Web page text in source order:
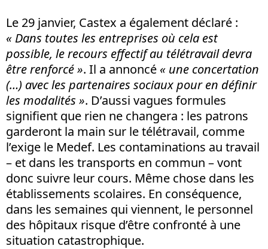
Le 29 janvier, Castex a également déclaré :
« Dans toutes les entreprises où cela est
possible, le recours effectif au télétravail devra
être renforcé ». Il a annoncé « une concertation
(…) avec les partenaires sociaux pour en définir
les modalités ». D’aussi vagues formules
signifient que rien ne changera : les patrons
garderont la main sur le télétravail, comme
l’exige le Medef. Les contaminations au travail
– et dans les transports en commun – vont
donc suivre leur cours. Même chose dans les
établissements scolaires. En conséquence,
dans les semaines qui viennent, le personnel
des hôpitaux risque d’être confronté à une
situation catastrophique.